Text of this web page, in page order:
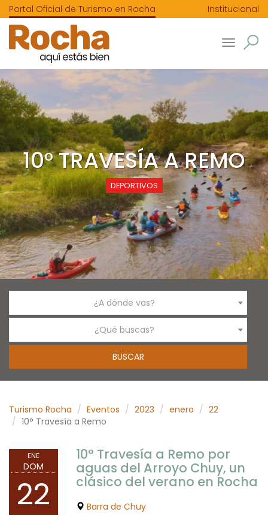
Portal Oficial de Turismo en Rocha Institucional
Toggle
10° TRAVESÍA A REMO
DEPORTIVOS
¿A dónde vas?
¿Qué buscas?
Turismo Rocha Eventos 2023 enero
22
10° Travesía a Remo
ENE
DOM
22
10° Travesía a Remo por
aguas del Arroyo Chuy, un
clásico del verano en Rocha
Barra de Chuy